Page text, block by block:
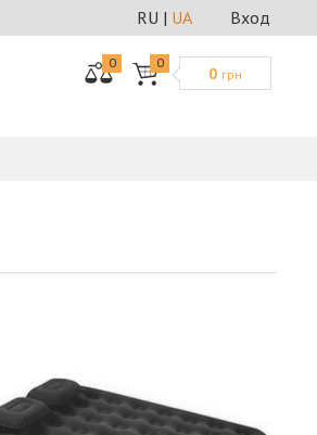
Вход
RU | UA
0 0
0 грн